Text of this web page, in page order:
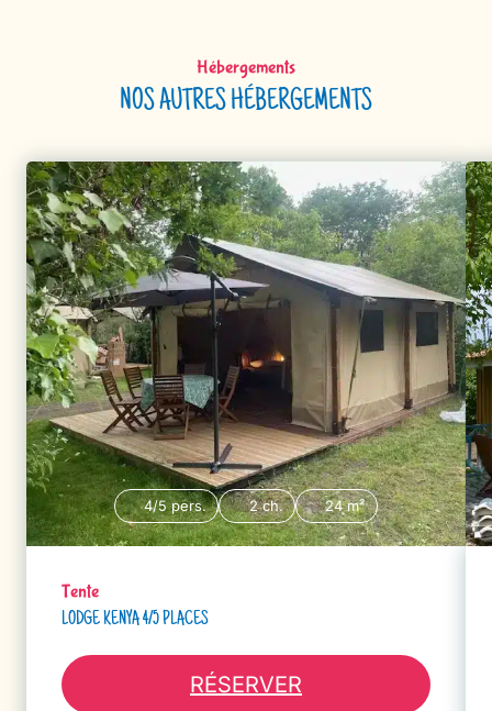
Hébergements
NOS AUTRES HÉBERGEMENTS
4/5 pers. 2 ch. 24 m²
Tente
LODGE KENYA 4/5 PLACES
RÉSERVER